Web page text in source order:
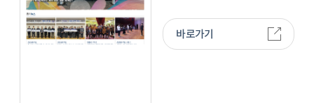
바로가기